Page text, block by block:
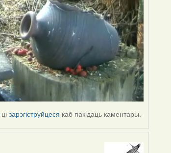
цізарэгіструйцеся каб пакідаць каментары.